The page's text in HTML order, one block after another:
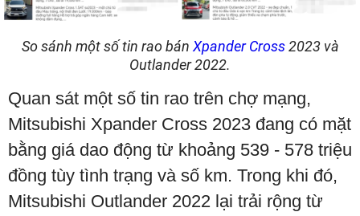
So sánh một số tin rao bán Xpander Cross2023 và
Outlander 2022.
Quan sát một số tin rao trên chợ mạng,
Mitsubishi Xpander Cross 2023 đang có mặt
bằng giá dao động từ khoảng 539 - 578 triệu
đồng tùy tình trạng và số km. Trong khi đó,
Mitsubishi Outlander 2022 lại trải rộng từ